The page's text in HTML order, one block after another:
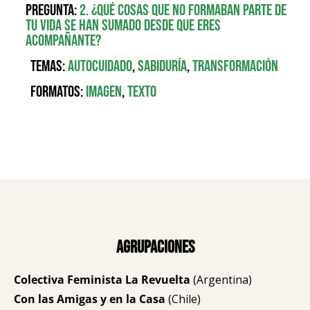
Pregunta:2. ¿Qué cosas que no formaban parte de
tu vida se han sumado desde que eres
acompañante?
Temas:Autocuidado,Sabiduría,Transformación
Formatos:Imagen,Texto
Agrupaciones
Colectiva Feminista La Revuelta (Argentina)
Con las Amigas y en la Casa (Chile)